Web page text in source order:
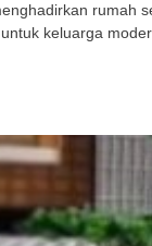
rumah
keluarga